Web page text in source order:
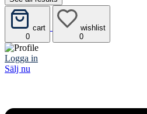
cart
0
wishlist
0
Logga in
Sälj nu